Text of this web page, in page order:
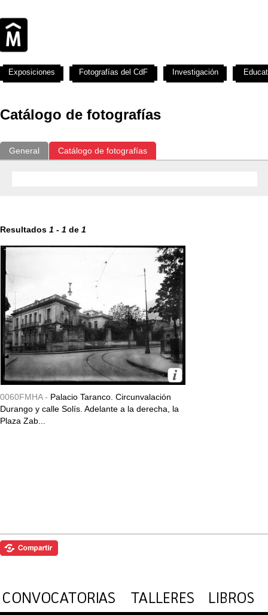
Catálogo de fotografías
General Catálogo de fotografías
Resultados 1 - 1 de 1
0060FMHA - Palacio Taranco. Circunvalación
Durango y calle Solís. Adelante a la derecha, la
Plaza Zab...
Exposiciones Fotografías del CdF Investigación